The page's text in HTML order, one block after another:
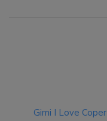
Gimi I Love